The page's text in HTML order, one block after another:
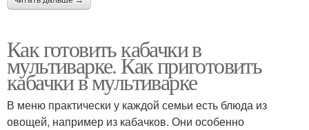
Как готовить кабачки в
мультиварке. Как приготовить
кабачки в мультиварке
В меню практически у каждой семьи есть блюда из
овощей, например из кабачков. Они особенно